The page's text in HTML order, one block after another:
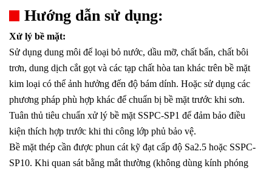
Hướng dẫn sử dụng:
Xử lý bề mặt:
Sử dụng dung môi để loại bỏ nước, dầu mỡ, chất bẩn, chất bôi
trơn, dung dịch cắt gọt và các tạp chất hòa tan khác trên bề mặt
kim loại có thể ảnh hưởng đến độ bám dính. Hoặc sử dụng các
phương pháp phù hợp khác để chuẩn bị bề mặt trước khi sơn.
Tuân thủ tiêu chuẩn xử lý bề mặt SSPC-SP1 để đảm bảo điều
kiện thích hợp trước khi thi công lớp phủ bảo vệ.
Bề mặt thép cần được phun cát kỹ đạt cấp độ Sa2.5 hoặc SSPC-
SP10. Khi quan sát bằng mắt thường (không dùng kính phóng